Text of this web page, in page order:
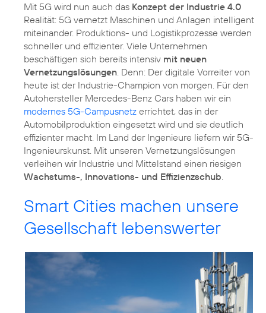
Mit 5G wird nun auch das Konzept der Industrie 4.0
Realität: 5G vernetzt Maschinen und Anlagen intelligent
miteinander. Produktions- und Logistikprozesse werden
schneller und effizienter. Viele Unternehmen
beschäftigen sich bereits intensiv mit neuen
Vernetzungslösungen. Denn: Der digitale Vorreiter von
heute ist der Industrie-Champion von morgen. Für den
Autohersteller Mercedes-Benz Cars haben wir ein
modernes 5G-Campusnetz errichtet, das in der
Automobilproduktion eingesetzt wird und sie deutlich
effizienter macht. Im Land der Ingenieure liefern wir 5G-
Ingenieurskunst. Mit unseren Vernetzungslösungen
verleihen wir Industrie und Mittelstand einen riesigen
Wachstums-, Innovations- und Effizienzschub.
Smart Cities machen unsere
Gesellschaft lebenswerter